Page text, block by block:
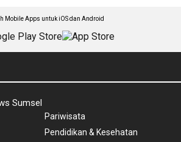
Mobile Apps untuk iOS dan Android
Sumsel
Pariwisata
Pendidikan & Kesehatan